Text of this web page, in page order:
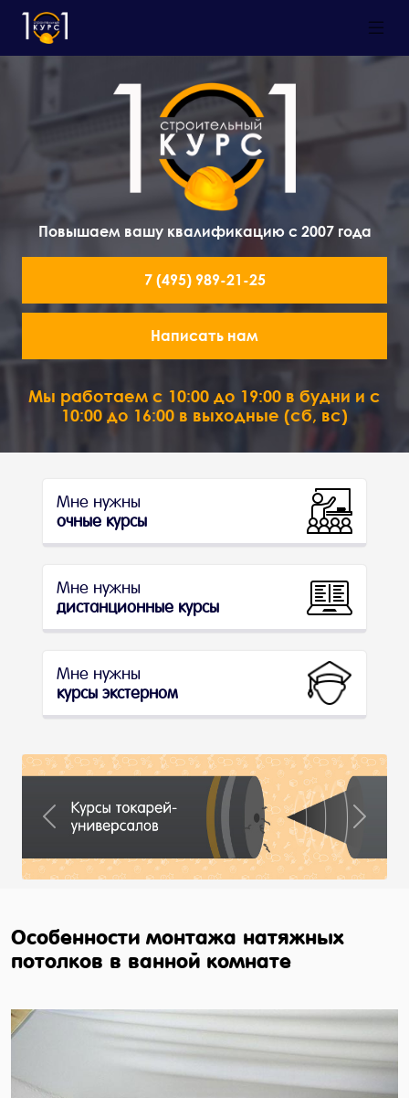
Повышаем вашу квалификацию с 2007 года
7 (495) 989-21-25
Написать нам
Мы работаем с 10:00 до 19:00 в будни и с
10:00 до 16:00 в выходные (сб, вс)
Мне нужны
очные курсы
Мне нужны
дистанционные курсы
Мне нужны
курсы экстерном
Previous Next
Особенности монтажа натяжных
потолков в ванной комнате